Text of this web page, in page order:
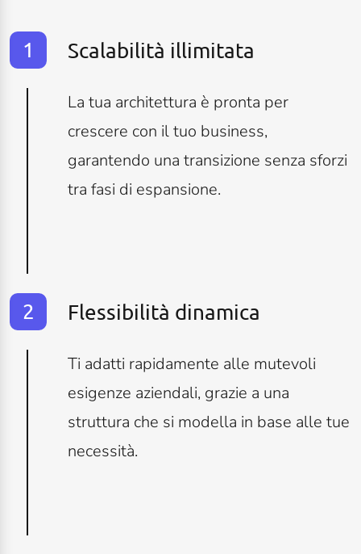
Scalabilità illimitata
La tua architettura è pronta per
crescere con il tuo business,
garantendo una transizione senza sforzi
tra fasi di espansione.
Flessibilità dinamica
Ti adatti rapidamente alle mutevoli
esigenze aziendali, grazie a una
struttura che si modella in base alle tue
necessità.